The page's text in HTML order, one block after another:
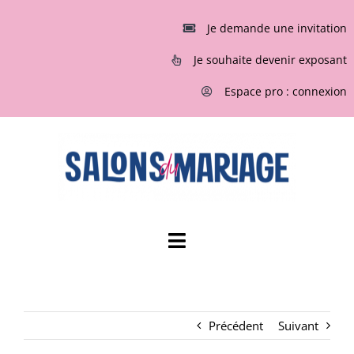
Je souhaite devenir exposant
Espace pro : connexion
Je demande une invitation
Toggle
Précédent Suivant